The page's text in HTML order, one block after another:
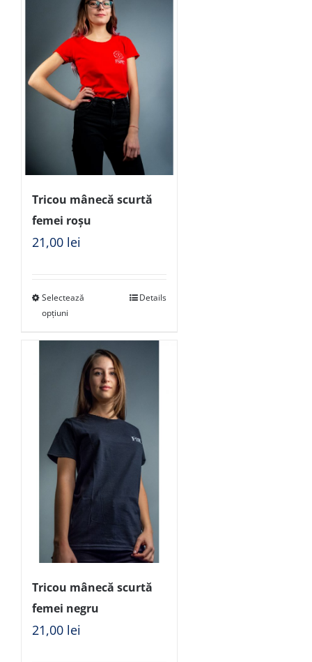
Tricou mânecă scurtă
femei roșu
21,00 lei
Selectează
opțiuni
Details
Tricou mânecă scurtă
femei negru
21,00 lei